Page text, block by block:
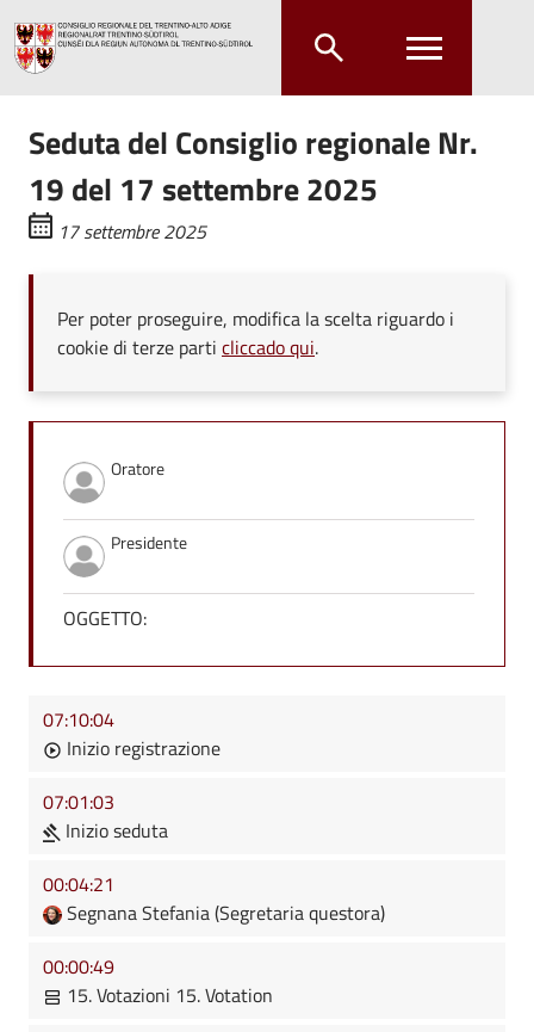
Seduta del Consiglio regionale Nr.
19 del 17 settembre 2025
17 settembre 2025
Per poter proseguire, modifica la scelta riguardo i
cookie di terze parti cliccado qui.
Oratore
Presidente
OGGETTO:
07:10:04
Inizio registrazione
07:01:03
Inizio seduta
00:04:21
Segnana Stefania (Segretaria questora)
00:00:49
15. Votazioni 15. Votation